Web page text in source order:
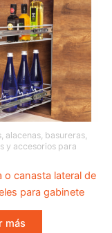
alacenas, basureras,
y accesorios para
o canasta lateral de
para gabinete
más